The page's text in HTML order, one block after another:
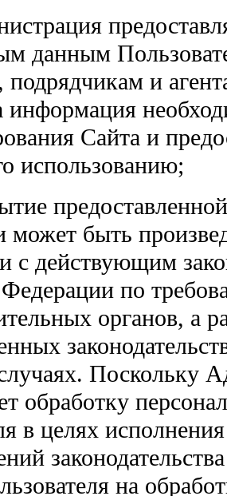
данным
подрядчикам и
информация
Сайта и
использованию;
может быть
с действующим
по
органов, а
Поскольку
обработку
в целях
на